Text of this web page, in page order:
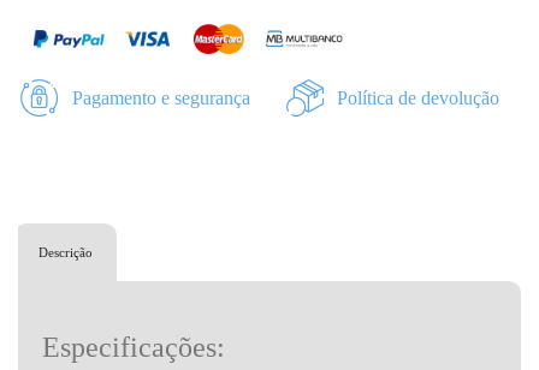
Pagamento e segurança Política de devolução
Descrição
Especificações: